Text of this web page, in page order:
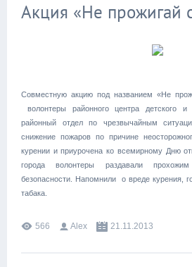
Акция «Не прожигай
Совместную акцию под названием «Не
волонтеры районного центра детского
районный отдел по чрезвычайным
снижение пожаров по причине
курении и приурочена ко всемирному Дню
города волонтеры раздавали
безопасности. Напомнили о вреде курения,
табака.
566 Alex 21.11.2013